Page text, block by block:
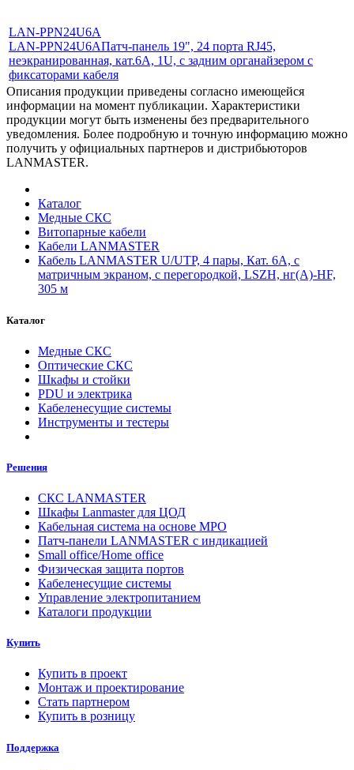
LAN-PPN24U6A
LAN-PPN24U6AПатч-панель 19", 24 порта RJ45,
неэкранированная, кат.6A, 1U, с задним органайзером с
фиксаторами кабеля
Описания продукции приведены согласно имеющейся
информации на момент публикации. Характеристики
продукции могут быть изменены без предварительного
уведомления. Более подробную и точную информацию можно
получить у официальных партнеров и дистрибьюторов
LANMASTER.
Каталог
Медные СКС
Витопарные кабели
Кабели LANMASTER
Кабель LANMASTER U/UTP, 4 пары, Кат. 6A, с
матричным экраном, с перегородкой, LSZH, нг(A)-HF,
305 м
Каталог
Медные СКС
Оптические СКС
Шкафы и стойки
PDU и электрика
Кабеленесущие системы
Инструменты и тестеры
Решения
СКС LANMASTER
Шкафы Lanmaster для ЦОД
Кабельная система на основе MPO
Патч-панели LANMASTER с индикацией
Small office/Home office
Физическая защита портов
Кабеленесущие системы
Управление электропитанием
Каталоги продукции
Купить
Купить в проект
Монтаж и проектирование
Стать партнером
Купить в розницу
Поддержка